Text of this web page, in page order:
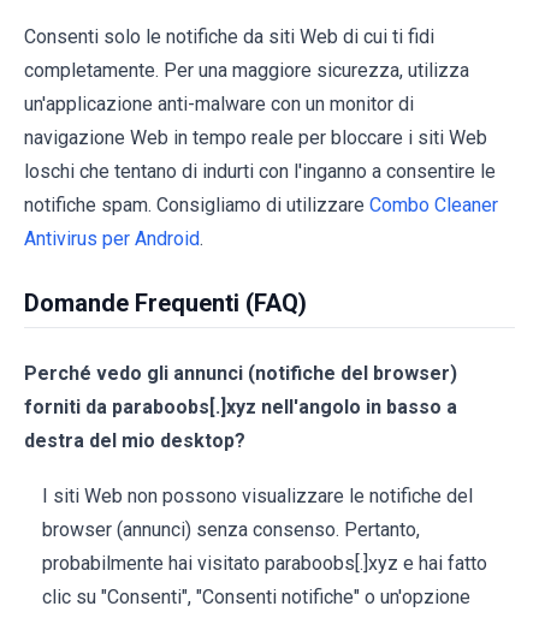
Consenti solo le notifiche da siti Web di cui ti fidi
completamente. Per una maggiore sicurezza, utilizza
un'applicazione anti-malware con un monitor di
navigazione Web in tempo reale per bloccare i siti Web
loschi che tentano di indurti con l'inganno a consentire le
notifiche spam. Consigliamo di utilizzare Combo Cleaner
Antivirus per Android.
Domande Frequenti (FAQ)
Perché vedo gli annunci (notifiche del browser)
forniti da paraboobs[.]xyz nell'angolo in basso a
destra del mio desktop?
I siti Web non possono visualizzare le notifiche del
browser (annunci) senza consenso. Pertanto,
probabilmente hai visitato paraboobs[.]xyz e hai fatto
clic su "Consenti", "Consenti notifiche" o un'opzione